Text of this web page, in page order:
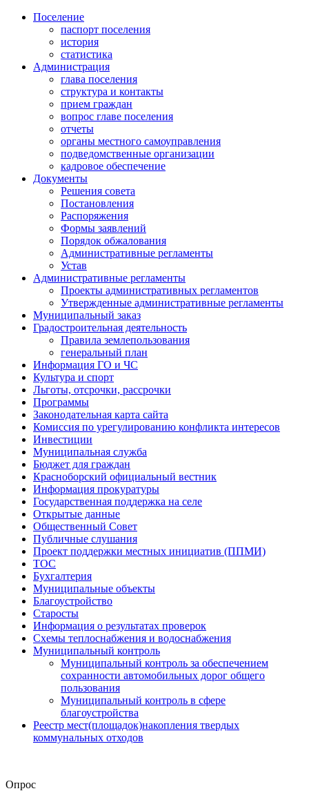
Поселение
паспорт поселения
история
статистика
Администрация
глава поселения
структура и контакты
прием граждан
вопрос главе поселения
отчеты
органы местного самоуправления
подведомственные организации
кадровое обеспечение
Документы
Решения совета
Постановления
Распоряжения
Формы заявлений
Порядок обжалования
Административные регламенты
Устав
Административные регламенты
Проекты административных регламентов
Утвержденные административные регламенты
Муниципальный заказ
Градостроительная деятельность
Правила землепользования
генеральный план
Информация ГО и ЧС
Культура и спорт
Льготы, отсрочки, рассрочки
Программы
Законодательная карта сайта
Комиссия по урегулированию конфликта интересов
Инвестиции
Муниципальная служба
Бюджет для граждан
Красноборский официальный вестник
Информация прокуратуры
Государственная поддержка на селе
Открытые данные
Общественный Совет
Публичные слушания
Проект поддержки местных инициатив (ППМИ)
ТОС
Бухгалтерия
Муниципальные объекты
Благоустройство
Старосты
Информация о результатах проверок
Схемы теплоснабжения и водоснабжения
Муниципальный контроль
Муниципальный контроль за обеспечением
сохранности автомобильных дорог общего
пользования
Муниципальный контроль в сфере
благоустройства
Реестр мест(площадок)накопления твердых
коммунальных отходов
Опрос